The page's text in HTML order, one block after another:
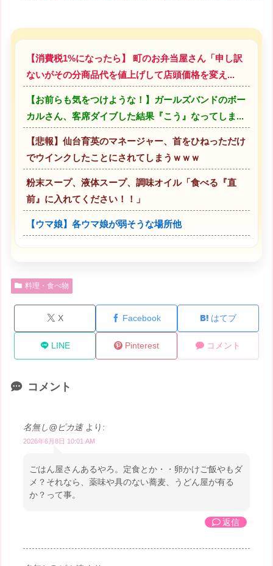
【消費税1%になったら】 町のお弁当屋さん「申し訳
ないがその分商品代を値上げして店頭価格を変え...
【お前らも気をつけような！】ガールズバンドのボー
カルさん、客席ダイブした結果『こう』なってしま...
【悲報】仙台育英のマネージャー、首をひねっただけ
でウインクしたことにされてしまうｗｗｗ
粉末スープ、液体スープ、調味オイル「食べる『直
前』に入れてください！！」
【ウマ娘】各ウマ娘が弱そうな場所他
料理・食べ物
X Facebook はてブ
LINE Pinterest コメント
コメント
名無し@ピカ速 より:
2026年6月8日 10:01 AM
ごはん屋さんあるやろ。定食とか・・卵かけご飯やもダ
メ？それなら、薬味や具のない蕎麦、うどん屋が有る
か？って事。
返信